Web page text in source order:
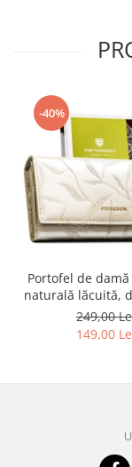
-40%
Portofel de
naturală lăcuită,
bej, cu închidere
Peterson
249,00
149,00